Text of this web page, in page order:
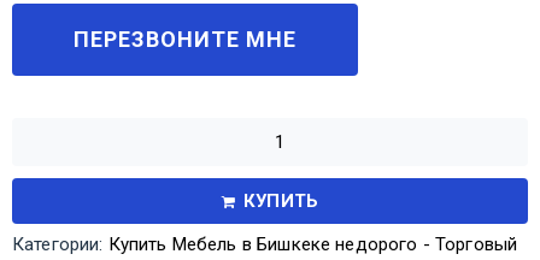
КУПИТЬ
Категории: Купить Мебель в Бишкеке недорого - Торговый